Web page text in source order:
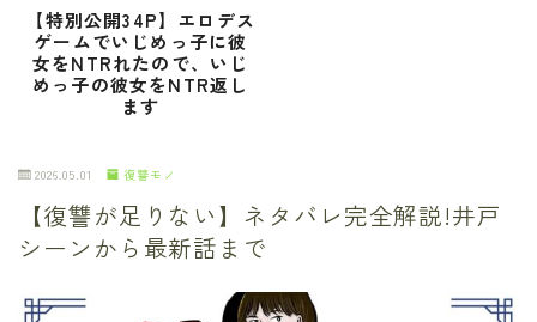
【特別公開34P】エロデス
ゲームでいじめっ子に彼
女をNTRれたので、いじ
めっ子の彼女をNTR返し
ます
2026.05.01 復讐モノ
【復讐が足りない】ネタバレ完全解説!井戸
シーンから最新話まで